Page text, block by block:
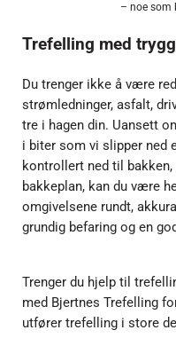
– noe som
Trefelling med
Du trenger ikke å være
strømledninger, asfalt,
tre i hagen din. Uansett
i biter som vi slipper ned
kontrollert ned til
bakkeplan, kan du være
omgivelsene rundt,
grundig befaring og en
Trenger du hjelp til
med Bjertnes Trefelling
utfører trefelling i store